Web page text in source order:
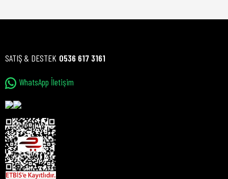
SATIŞ & DESTEK 0536 617 3161
WhatsApp İletişim